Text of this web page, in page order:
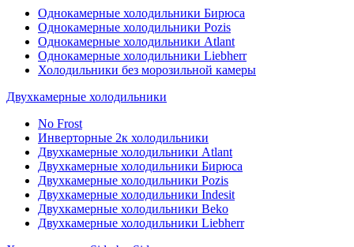
Однокамерные холодильники Бирюса
Однокамерные холодильники Pozis
Однокамерные холодильники Atlant
Однокамерные холодильники Liebherr
Холодильники без морозильной камеры
Двухкамерные холодильники
No Frost
Инверторные 2к холодильники
Двухкамерные холодильники Atlant
Двухкамерные холодильники Бирюса
Двухкамерные холодильники Pozis
Двухкамерные холодильники Indesit
Двухкамерные холодильники Beko
Двухкамерные холодильники Liebherr